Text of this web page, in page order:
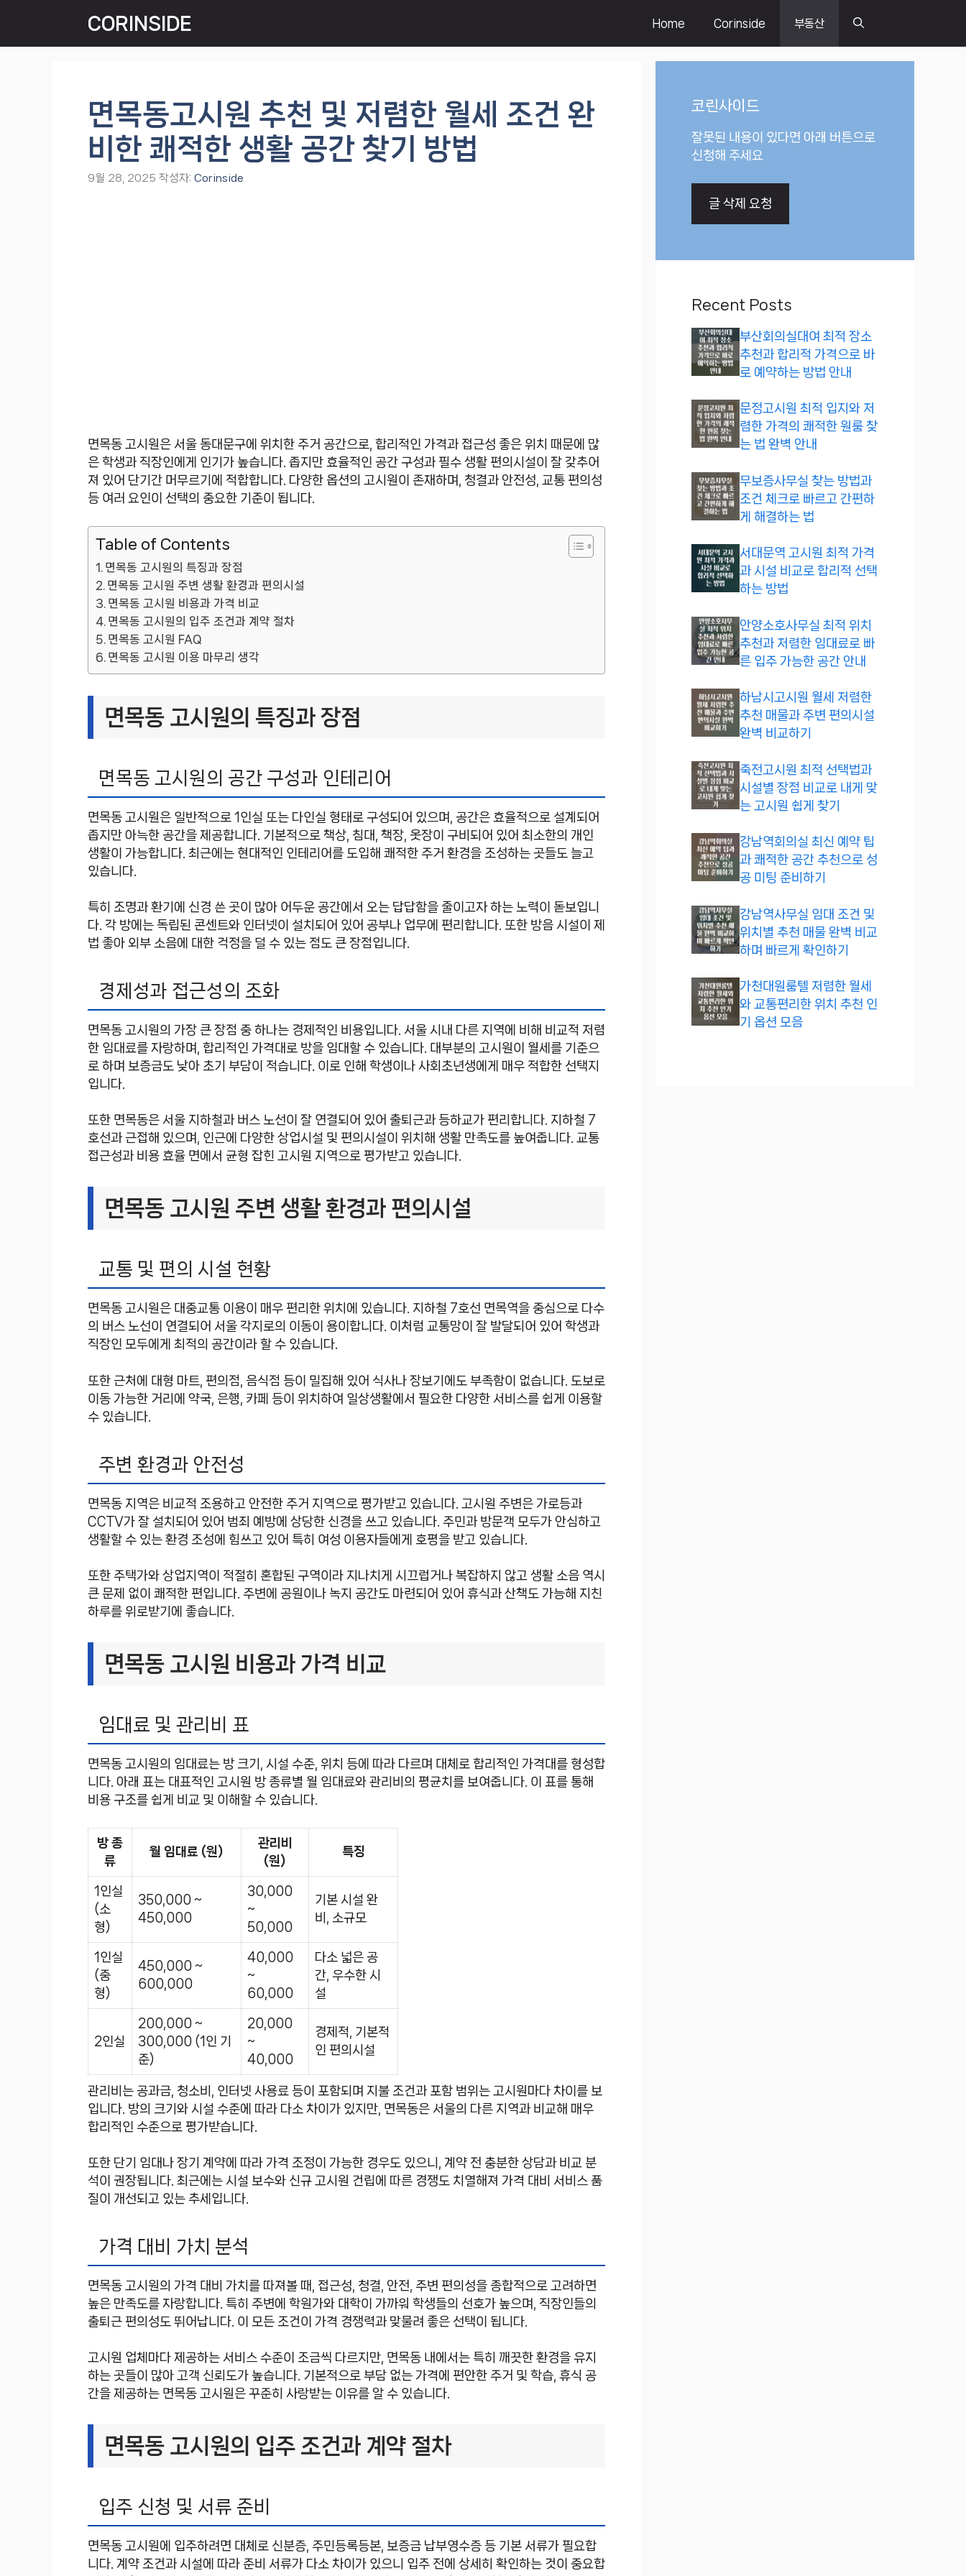
츠
CORINSIDE Home Corinside 부동산
면목동고시원 추천 및 저렴한 월세 조건 완
비한 쾌적한 생활 공간 찾기 방법
9월 28, 2025 작성자: Corinside
면목동 고시원은 서울 동대문구에 위치한 주거 공간으로, 합리적인 가격과 접근성 좋은 위치 때문에 많
은 학생과 직장인에게 인기가 높습니다. 좁지만 효율적인 공간 구성과 필수 생활 편의시설이 잘 갖추어
져 있어 단기간 머무르기에 적합합니다. 다양한 옵션의 고시원이 존재하며, 청결과 안전성, 교통 편의성
등 여러 요인이 선택의 중요한 기준이 됩니다.
Table of Contents
면목동 고시원의 특징과 장점
면목동 고시원 주변 생활 환경과 편의시설
면목동 고시원 비용과 가격 비교
면목동 고시원의 입주 조건과 계약 절차
면목동 고시원 FAQ
면목동 고시원 이용 마무리 생각
면목동 고시원의 특징과 장점
면목동 고시원의 공간 구성과 인테리어
면목동 고시원은 일반적으로 1인실 또는 다인실 형태로 구성되어 있으며, 공간은 효율적으로 설계되어
좁지만 아늑한 공간을 제공합니다. 기본적으로 책상, 침대, 책장, 옷장이 구비되어 있어 최소한의 개인
생활이 가능합니다. 최근에는 현대적인 인테리어를 도입해 쾌적한 주거 환경을 조성하는 곳들도 늘고
있습니다.
특히 조명과 환기에 신경 쓴 곳이 많아 어두운 공간에서 오는 답답함을 줄이고자 하는 노력이 돋보입니
다. 각 방에는 독립된 콘센트와 인터넷이 설치되어 있어 공부나 업무에 편리합니다. 또한 방음 시설이 제
법 좋아 외부 소음에 대한 걱정을 덜 수 있는 점도 큰 장점입니다.
경제성과 접근성의 조화
면목동 고시원의 가장 큰 장점 중 하나는 경제적인 비용입니다. 서울 시내 다른 지역에 비해 비교적 저렴
한 임대료를 자랑하며, 합리적인 가격대로 방을 임대할 수 있습니다. 대부분의 고시원이 월세를 기준으
로 하며 보증금도 낮아 초기 부담이 적습니다. 이로 인해 학생이나 사회초년생에게 매우 적합한 선택지
입니다.
또한 면목동은 서울 지하철과 버스 노선이 잘 연결되어 있어 출퇴근과 등하교가 편리합니다. 지하철 7
호선과 근접해 있으며, 인근에 다양한 상업시설 및 편의시설이 위치해 생활 만족도를 높여줍니다. 교통
접근성과 비용 효율 면에서 균형 잡힌 고시원 지역으로 평가받고 있습니다.
면목동 고시원 주변 생활 환경과 편의시설
교통 및 편의 시설 현황
면목동 고시원은 대중교통 이용이 매우 편리한 위치에 있습니다. 지하철 7호선 면목역을 중심으로 다수
의 버스 노선이 연결되어 서울 각지로의 이동이 용이합니다. 이처럼 교통망이 잘 발달되어 있어 학생과
직장인 모두에게 최적의 공간이라 할 수 있습니다.
또한 근처에 대형 마트, 편의점, 음식점 등이 밀집해 있어 식사나 장보기에도 부족함이 없습니다. 도보로
이동 가능한 거리에 약국, 은행, 카페 등이 위치하여 일상생활에서 필요한 다양한 서비스를 쉽게 이용할
수 있습니다.
주변 환경과 안전성
면목동 지역은 비교적 조용하고 안전한 주거 지역으로 평가받고 있습니다. 고시원 주변은 가로등과
CCTV가 잘 설치되어 있어 범죄 예방에 상당한 신경을 쓰고 있습니다. 주민과 방문객 모두가 안심하고
생활할 수 있는 환경 조성에 힘쓰고 있어 특히 여성 이용자들에게 호평을 받고 있습니다.
또한 주택가와 상업지역이 적절히 혼합된 구역이라 지나치게 시끄럽거나 복잡하지 않고 생활 소음 역시
큰 문제 없이 쾌적한 편입니다. 주변에 공원이나 녹지 공간도 마련되어 있어 휴식과 산책도 가능해 지친
하루를 위로받기에 좋습니다.
면목동 고시원 비용과 가격 비교
임대료 및 관리비 표
면목동 고시원의 임대료는 방 크기, 시설 수준, 위치 등에 따라 다르며 대체로 합리적인 가격대를 형성합
니다. 아래 표는 대표적인 고시원 방 종류별 월 임대료와 관리비의 평균치를 보여줍니다. 이 표를 통해
비용 구조를 쉽게 비교 및 이해할 수 있습니다.
방 종
류
월 임대료 (원)
관리비
(원)
특징
1인실
(소
형)
350,000 ~
450,000
30,000
~
50,000
기본 시설 완
비, 소규모
1인실
(중
형)
450,000 ~
600,000
40,000
~
60,000
다소 넓은 공
간, 우수한 시
설
2인실
200,000 ~
300,000 (1인 기
준)
20,000
~
40,000
경제적, 기본적
인 편의시설
관리비는 공과금, 청소비, 인터넷 사용료 등이 포함되며 지불 조건과 포함 범위는 고시원마다 차이를 보
입니다. 방의 크기와 시설 수준에 따라 다소 차이가 있지만, 면목동은 서울의 다른 지역과 비교해 매우
합리적인 수준으로 평가받습니다.
또한 단기 임대나 장기 계약에 따라 가격 조정이 가능한 경우도 있으니, 계약 전 충분한 상담과 비교 분
석이 권장됩니다. 최근에는 시설 보수와 신규 고시원 건립에 따른 경쟁도 치열해져 가격 대비 서비스 품
질이 개선되고 있는 추세입니다.
가격 대비 가치 분석
면목동 고시원의 가격 대비 가치를 따져볼 때, 접근성, 청결, 안전, 주변 편의성을 종합적으로 고려하면
높은 만족도를 자랑합니다. 특히 주변에 학원가와 대학이 가까워 학생들의 선호가 높으며, 직장인들의
출퇴근 편의성도 뛰어납니다. 이 모든 조건이 가격 경쟁력과 맞물려 좋은 선택이 됩니다.
고시원 업체마다 제공하는 서비스 수준이 조금씩 다르지만, 면목동 내에서는 특히 깨끗한 환경을 유지
하는 곳들이 많아 고객 신뢰도가 높습니다. 기본적으로 부담 없는 가격에 편안한 주거 및 학습, 휴식 공
간을 제공하는 면목동 고시원은 꾸준히 사랑받는 이유를 알 수 있습니다.
면목동 고시원의 입주 조건과 계약 절차
입주 신청 및 서류 준비
면목동 고시원에 입주하려면 대체로 신분증, 주민등록등본, 보증금 납부영수증 등 기본 서류가 필요합
니다. 계약 조건과 시설에 따라 준비 서류가 다소 차이가 있으니 입주 전에 상세히 확인하는 것이 중요합
코린사이드
잘못된 내용이 있다면 아래 버튼으로
신청해 주세요
글 삭제 요청
Recent Posts
부산회의실대여 최적 장소
추천과 합리적 가격으로 바
로 예약하는 방법 안내
문정고시원 최적 입지와 저
렴한 가격의 쾌적한 원룸 찾
는 법 완벽 안내
무보증사무실 찾는 방법과
조건 체크로 빠르고 간편하
게 해결하는 법
서대문역 고시원 최적 가격
과 시설 비교로 합리적 선택
하는 방법
안양소호사무실 최적 위치
추천과 저렴한 임대료로 빠
른 입주 가능한 공간 안내
하남시고시원 월세 저렴한
추천 매물과 주변 편의시설
완벽 비교하기
죽전고시원 최적 선택법과
시설별 장점 비교로 내게 맞
는 고시원 쉽게 찾기
강남역회의실 최신 예약 팁
과 쾌적한 공간 추천으로 성
공 미팅 준비하기
강남역사무실 임대 조건 및
위치별 추천 매물 완벽 비교
하며 빠르게 확인하기
가천대원룸텔 저렴한 월세
와 교통편리한 위치 추천 인
기 옵션 모음